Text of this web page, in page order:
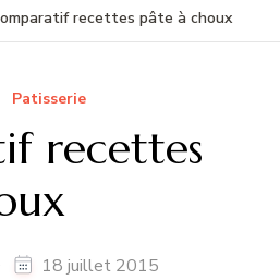
recettes pâte à choux
Patisserie
recettes
18 juillet 2015